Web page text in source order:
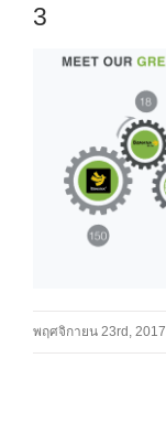
3
พฤศจิกายน 23rd, 2017